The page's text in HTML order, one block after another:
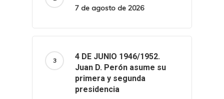
7 de agosto de 2026
4 DE JUNIO 1946/1952.
Juan D. Perón asume su
primera y segunda
presidencia